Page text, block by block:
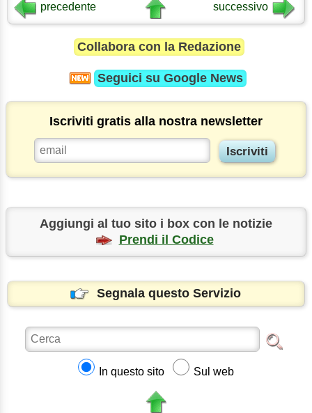
precedente successivo
Collabora con la Redazione
Seguici su Google News
Iscriviti gratis alla nostra newsletter
Aggiungi al tuo sito i box con le notizie
Prendi il Codice
Segnala questo Servizio
In questo sito Sul web